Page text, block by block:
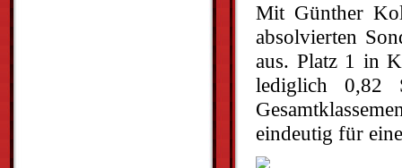
Mit Günther
absolvierten
aus. Platz 1 in
lediglich 0,82
eindeutig für